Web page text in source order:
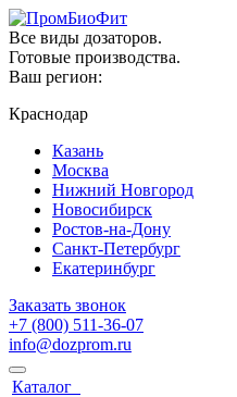
Все виды дозаторов.
Готовые производства.
Ваш регион:
Краснодар
Казань
Москва
Нижний Новгород
Новосибирск
Ростов-на-Дону
Санкт-Петербург
Екатеринбург
Заказать звонок
+7 (800) 511-36-07
info@dozprom.ru
Каталог